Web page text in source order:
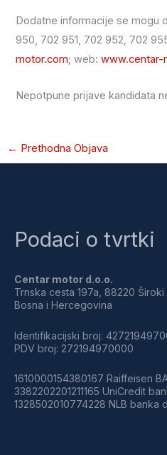
Dodatne informacije se mogu
950, 702 951, 702 952, 702
motor.com; web:www.centar-
Nepotpune prijave kandidata
← Prethodna Objava
Podaci o tvrtki
Centar motor d.o.o.
Trnska cesta 197a, 88220 Široki
Bosna i Hercegovina
Identifikacijski broj:
PDV broj: 272194970000
1610000154380167 Raiffeisen
3382202201211165 UniCredit
1328502010774228 NLB banka